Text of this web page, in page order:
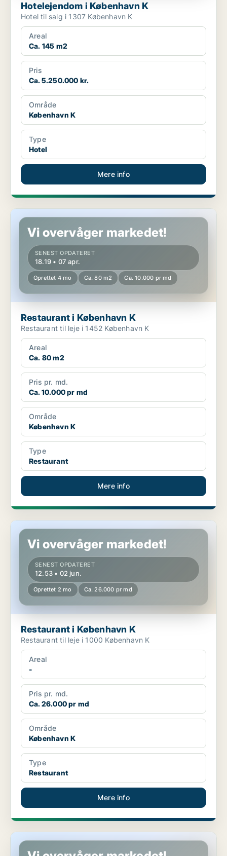
Hotelejendom i København K
Hotel til salg i 1307 København K
Areal
Ca. 145 m2
Pris
Ca. 5.250.000 kr.
Område
København K
Type
Hotel
Mere info
Restaurant i København K
Vi overvåger markedet!
SENEST OPDATERET
18.19 • 07 apr.
Oprettet 4 mo Ca. 80 m2 Ca. 10.000 pr md
Restaurant i København K
Restaurant til leje i 1452 København K
Areal
Ca. 80 m2
Pris pr. md.
Ca. 10.000 pr md
Område
København K
Type
Restaurant
Mere info
Restaurant i København K
Vi overvåger markedet!
SENEST OPDATERET
12.53 • 02 jun.
Oprettet 2 mo Ca. 26.000 pr md
Restaurant i København K
Restaurant til leje i 1000 København K
Areal
-
Pris pr. md.
Ca. 26.000 pr md
Område
København K
Type
Restaurant
Mere info
Restaurant i København K